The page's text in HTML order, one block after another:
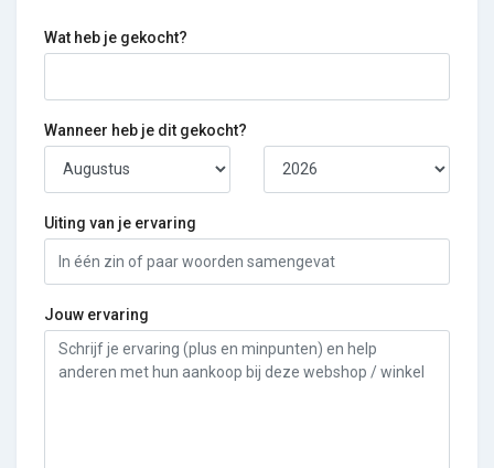
Wat heb je gekocht?
Wanneer heb je dit gekocht?
Uiting van je ervaring
Jouw ervaring